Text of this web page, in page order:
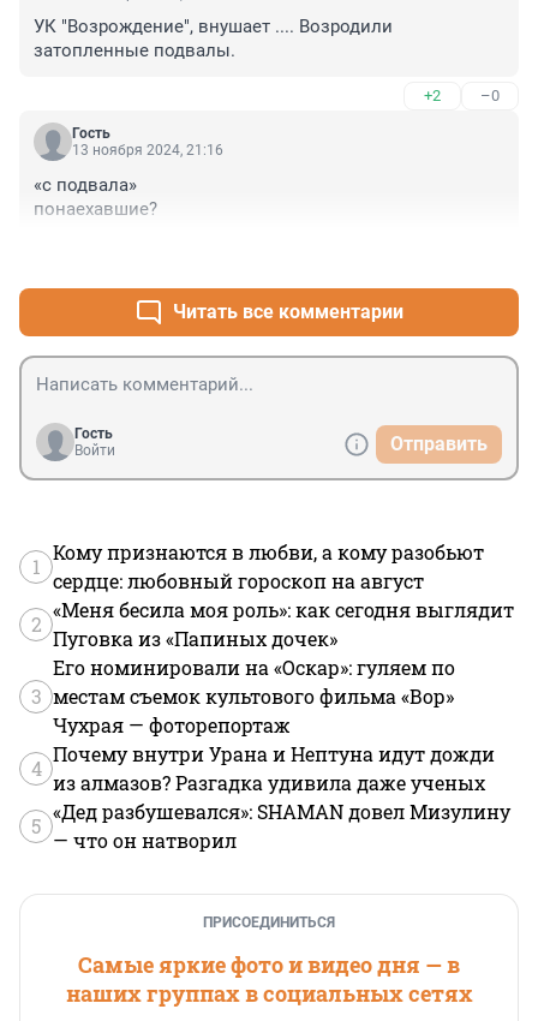
УК "Возрождение", внушает .... Возродили
затопленные подвалы.
+2 –0
Гость
13 ноября 2024, 21:16
«с подвала»
понаехавшие?
Читать все комментарии
Гость
Войти
Отправить
1
Кому признаются в любви, а кому разобьют
сердце: любовный гороскоп на август
2
«Меня бесила моя роль»: как сегодня выглядит
Пуговка из «Папиных дочек»
3
Его номинировали на «Оскар»: гуляем по
местам съемок культового фильма «Вор»
Чухрая — фоторепортаж
4
Почему внутри Урана и Нептуна идут дожди
из алмазов? Разгадка удивила даже ученых
5
«Дед разбушевался»: SHAMAN довел Мизулину
— что он натворил
ПРИСОЕДИНИТЬСЯ
Самые яркие фото и видео дня — в
наших группах в социальных сетях